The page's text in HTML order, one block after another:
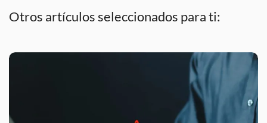
Otros artículos seleccionados para ti: